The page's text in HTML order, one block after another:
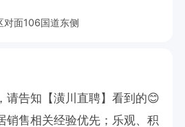
对面106国道东侧
请告知【潢川直聘】看到的😊
销售相关经验优先；乐观、积